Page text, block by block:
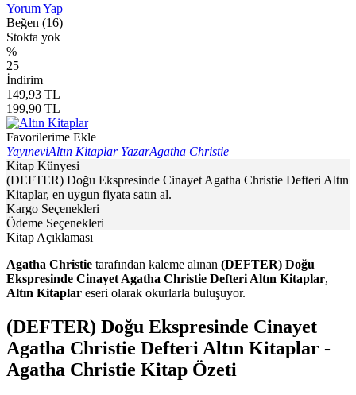
Yorum Yap
Beğen (16)
Stokta yok
%
25
İndirim
149,93 TL
199,90 TL
Favorilerime Ekle
YayıneviAltın Kitaplar YazarAgatha Christie
Kitap Künyesi
(DEFTER) Doğu Ekspresinde Cinayet Agatha Christie Defteri Altın
Kitaplar, en uygun fiyata satın al.
Kargo Seçenekleri
Ödeme Seçenekleri
Kitap Açıklaması
Agatha Christie tarafından kaleme alınan (DEFTER) Doğu
Ekspresinde Cinayet Agatha Christie Defteri Altın Kitaplar,
Altın Kitaplar eseri olarak okurlarla buluşuyor.
(DEFTER) Doğu Ekspresinde Cinayet
Agatha Christie Defteri Altın Kitaplar -
Agatha Christie Kitap Özeti